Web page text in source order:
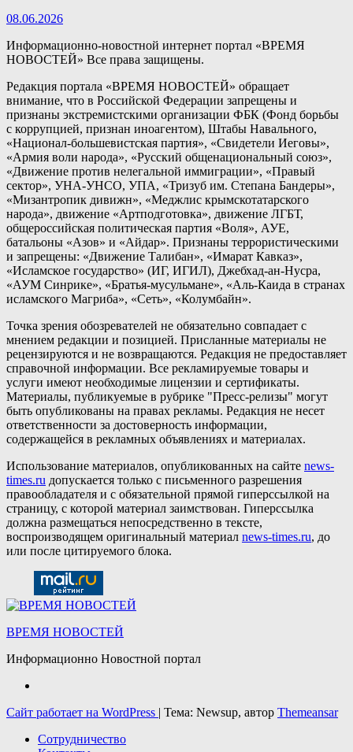
08.06.2026
Информационно-новостной интернет портал «ВРЕМЯ
НОВОСТЕЙ» Все права защищены.
Редакция портала «ВРЕМЯ НОВОСТЕЙ» обращает
внимание, что в Российской Федерации запрещены и
признаны экстремистскими организации ФБК (Фонд борьбы
с коррупцией, признан иноагентом), Штабы Навального,
«Национал-большевистская партия», «Свидетели Иеговы»,
«Армия воли народа», «Русский общенациональный союз»,
«Движение против нелегальной иммиграции», «Правый
сектор», УНА-УНСО, УПА, «Тризуб им. Степана Бандеры»,
«Мизантропик дивижн», «Меджлис крымскотатарского
народа», движение «Артподготовка», движение ЛГБТ,
общероссийская политическая партия «Воля», АУЕ,
батальоны «Азов» и «Айдар». Признаны террористическими
и запрещены: «Движение Талибан», «Имарат Кавказ»,
«Исламское государство» (ИГ, ИГИЛ), Джебхад-ан-Нусра,
«АУМ Синрике», «Братья-мусульмане», «Аль-Каида в странах
исламского Магриба», «Сеть», «Колумбайн».
Точка зрения обозревателей не обязательно совпадает с
мнением редакции и позицией. Присланные материалы не
рецензируются и не возвращаются. Редакция не предоставляет
справочной информации. Все рекламируемые товары и
услуги имеют необходимые лицензии и сертификаты.
Материалы, публикуемые в рубрике "Пресс-релизы" могут
быть опубликованы на правах рекламы. Редакция не несет
ответственности за достоверность информации,
содержащейся в рекламных объявлениях и материалах.
Использование материалов, опубликованных на сайте news-
times.ru допускается только с письменного разрешения
правообладателя и с обязательной прямой гиперссылкой на
страницу, с которой материал заимствован. Гиперссылка
должна размещаться непосредственно в тексте,
воспроизводящем оригинальный материал news-times.ru, до
или после цитируемого блока.
ВРЕМЯ НОВОСТЕЙ
Информационно Новостной портал
Сайт работает на WordPress | Тема: Newsup, автор Themeansar
Сотрудничество